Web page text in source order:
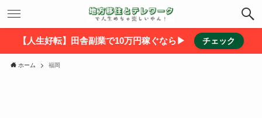
【人生好転】田舎副業で10万円稼ぐなら▶ チェック
ホーム 福岡